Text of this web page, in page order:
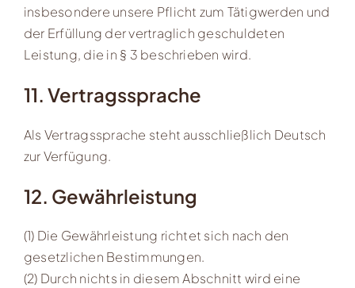
insbesondere unsere Pflicht zum Tätigwerden und
der Erfüllung der vertraglich geschuldeten
Leistung, die in § 3 beschrieben wird.
11. Vertragssprache
Als Vertragssprache steht ausschließlich Deutsch
zur Verfügung.
12. Gewährleistung
(1) Die Gewährleistung richtet sich nach den
gesetzlichen Bestimmungen.
(2) Durch nichts in diesem Abschnitt wird eine